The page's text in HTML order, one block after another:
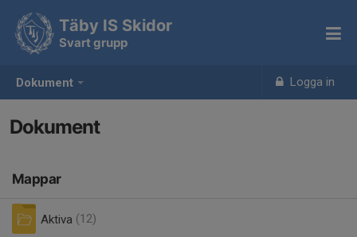
Dokument Logga in
Täby IS Skidor
Svart grupp
Dokument
Mappar
Aktiva (12)